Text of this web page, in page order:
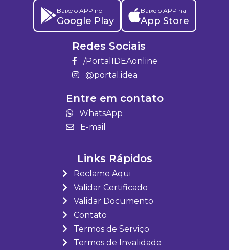
Baixe o APP no
Google Play
Baixe o APP na
App Store
Redes Sociais
/PortalIDEAonline
@portal.idea
Entre em contato
WhatsApp
E-mail
Links Rápidos
Reclame Aqui
Validar Certificado
Validar Documento
Contato
Termos de Serviço
Termos de Invalidade